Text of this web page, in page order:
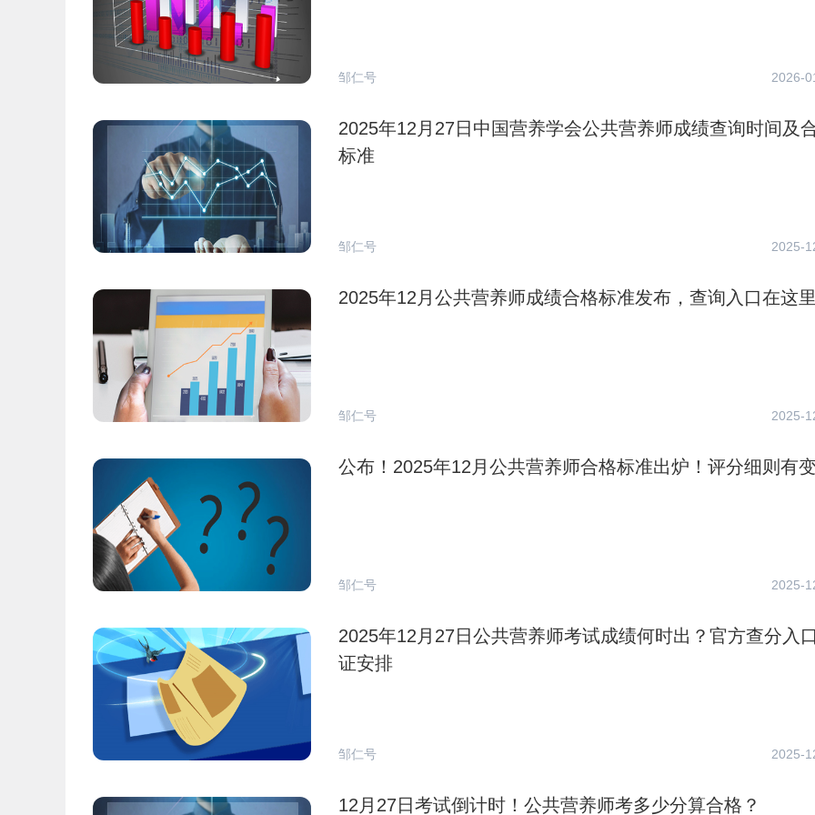
邹仁号 2026-
2025年12月27日中国营养学会公共营养师成绩查询时间及
标准
邹仁号 2025-
2025年12月公共营养师成绩合格标准发布，查询入口在这里
邹仁号 2025-
公布！2025年12月公共营养师合格标准出炉！评分细则有
邹仁号 2025-
2025年12月27日公共营养师考试成绩何时出？官方查分入
证安排
邹仁号 2025-
12月27日考试倒计时！公共营养师考多少分算合格？